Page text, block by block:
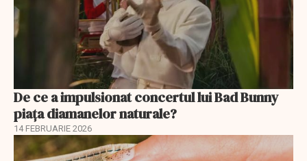
De ce a impulsionat concertul lui Bad Bunny
piața diamanelor naturale?
14 FEBRUARIE 2026